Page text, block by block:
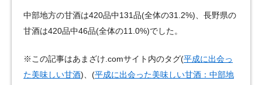
中部地方の甘酒は420品中131品(全体の31.2%)、長野県の
甘酒は420品中46品(全体の11.0%)でした。
※この記事はあまざけ.comサイト内のタグ(平成に出会っ
た美味しい甘酒)、(平成に出会った美味しい甘酒：中部地